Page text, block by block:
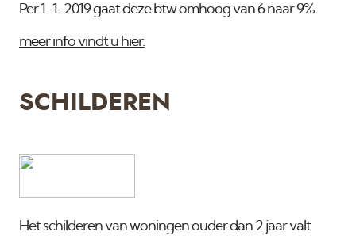
Per 1-1-2019 gaat deze btw omhoog van 6 naar 9%.
meer info vindt u hier.
SCHILDEREN
Het schilderen van woningen ouder dan 2 jaar valt